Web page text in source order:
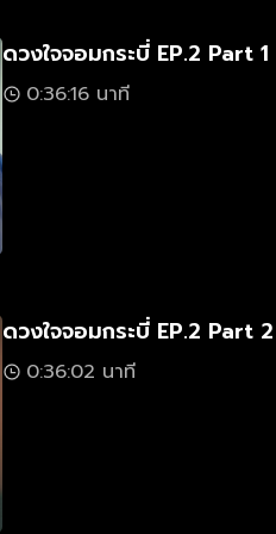
ดวงใจจอมกระบี่ EP.2 Part 1
0:36:16 นาที
ดวงใจจอมกระบี่ EP.2 Part 2
0:36:02 นาที